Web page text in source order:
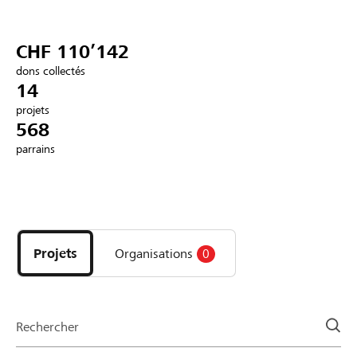
Se connecter
DE FR IT
CHF 110’142
dons collectés
14
projets
568
parrains
les
projets
et
la
Projets Organisations 0
Rechercher